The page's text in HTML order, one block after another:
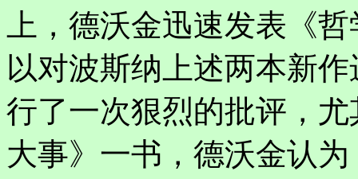
上，德沃金迅速发表《
以对波斯纳上述两本新
行了一次狠烈的批评，
大事》一书，德沃金认